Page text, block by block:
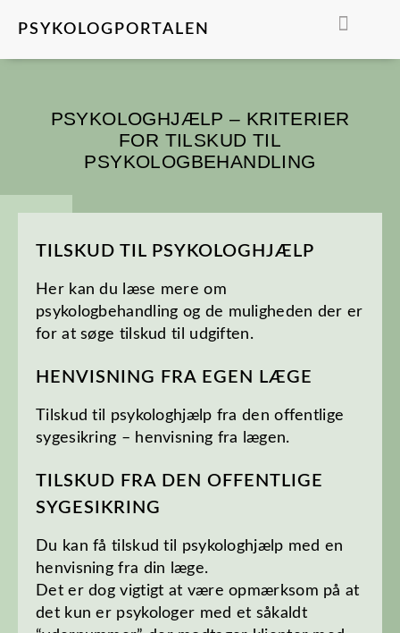
PSYKOLOGPORTALEN
PSYKOLOGHJÆLP – KRITERIER
FOR TILSKUD TIL
PSYKOLOGBEHANDLING
TILSKUD TIL PSYKOLOGHJÆLP
Her kan du læse mere om
psykologbehandling og de muligheden der er
for at søge tilskud til udgiften.
HENVISNING FRA EGEN LÆGE
Tilskud til psykologhjælp fra den offentlige
sygesikring – henvisning fra lægen.
TILSKUD FRA DEN OFFENTLIGE
SYGESIKRING
Du kan få tilskud til psykologhjælp med en
henvisning fra din læge.
Det er dog vigtigt at være opmærksom på at
det kun er psykologer med et såkaldt